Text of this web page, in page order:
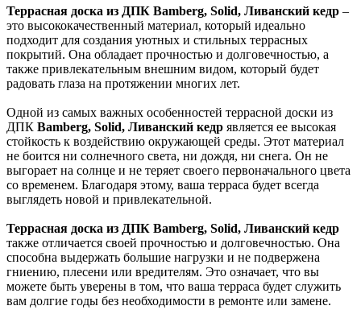
Террасная доска из ДПК Bamberg, Solid, Ливанский кедр –
это высококачественный материал, который идеально
подходит для создания уютных и стильных террасных
покрытий. Она обладает прочностью и долговечностью, а
также привлекательным внешним видом, который будет
радовать глаза на протяжении многих лет.
Одной из самых важных особенностей террасной доски из
ДПК Bamberg, Solid, Ливанский кедр является ее высокая
стойкость к воздействию окружающей среды. Этот материал
не боится ни солнечного света, ни дождя, ни снега. Он не
выгорает на солнце и не теряет своего первоначального цвета
со временем. Благодаря этому, ваша терраса будет всегда
выглядеть новой и привлекательной.
Террасная доска из ДПК Bamberg, Solid, Ливанский кедр
также отличается своей прочностью и долговечностью. Она
способна выдержать большие нагрузки и не подвержена
гниению, плесени или вредителям. Это означает, что вы
можете быть уверены в том, что ваша терраса будет служить
вам долгие годы без необходимости в ремонте или замене.